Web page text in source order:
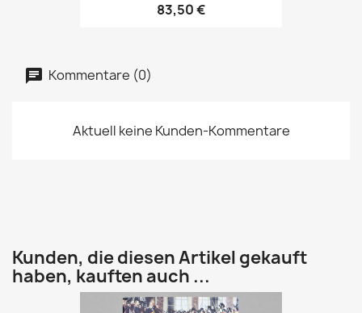
83,50 €
Kommentare (0)
Aktuell keine Kunden-Kommentare
Kunden, die diesen Artikel gekauft
haben, kauften auch ...